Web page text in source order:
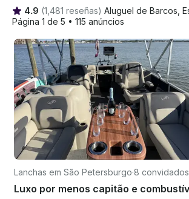
4.9 (1,481 reseñas) Aluguel de Barcos
Página 1 de 5 • 115 anúncios
Lanchas em São Petersburgo·8 convidados